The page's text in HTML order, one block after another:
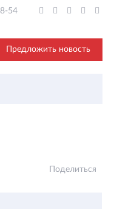
54
Предложить новость
Поделиться